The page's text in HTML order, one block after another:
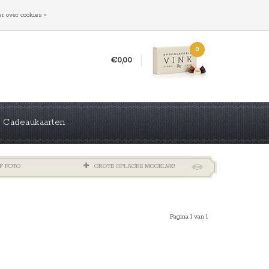
€0,00
0
Cadeaukaarten
FOTO GROTE OPLAGES MOGELIJK!
Pagina 1 van 1
over cookies »